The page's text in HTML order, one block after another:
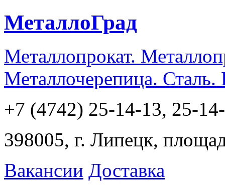
МеталлоГрад
Металлопрокат.
Металлочерепица.
+7 (4742) 25-14-13, 25-
398005, г. Липецк,
Вакансии Доставка